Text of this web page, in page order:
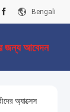
Bengali
জন্য আবেদন
অ্যাক্সেস